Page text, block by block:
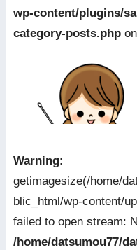
wp-content/plugins/
category-posts.php
Warning:
getimagesize(/home/
blic_html/wp-content/
failed to open stream:
/home/datsumou77/